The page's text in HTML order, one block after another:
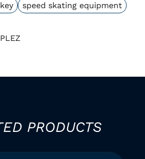
speed skating equipment
PRODUCTS